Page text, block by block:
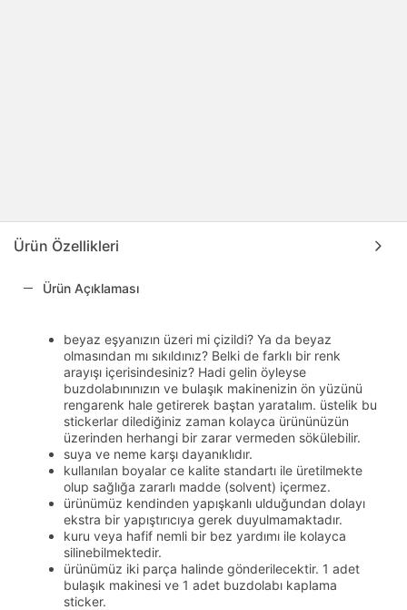
Ürün Özellikleri
Ürün Açıklaması
beyaz eşyanızın üzeri mi çizildi? Ya da beyaz
olmasından mı sıkıldınız? Belki de farklı bir renk
arayışı içerisindesiniz? Hadi gelin öyleyse
buzdolabınınızın ve bulaşık makinenizin ön yüzünü
rengarenk hale getirerek baştan yaratalım. üstelik bu
stickerlar dilediğiniz zaman kolayca ürününüzün
üzerinden herhangi bir zarar vermeden sökülebilir.
suya ve neme karşı dayanıklıdır.
kullanılan boyalar ce kalite standartı ile üretilmekte
olup sağlığa zararlı madde (solvent) içermez.
ürünümüz kendinden yapışkanlı ulduğundan dolayı
ekstra bir yapıştırıcıya gerek duyulmamaktadır.
kuru veya hafif nemli bir bez yardımı ile kolayca
silinebilmektedir.
ürünümüz iki parça halinde gönderilecektir. 1 adet
bulaşık makinesi ve 1 adet buzdolabı kaplama
sticker.